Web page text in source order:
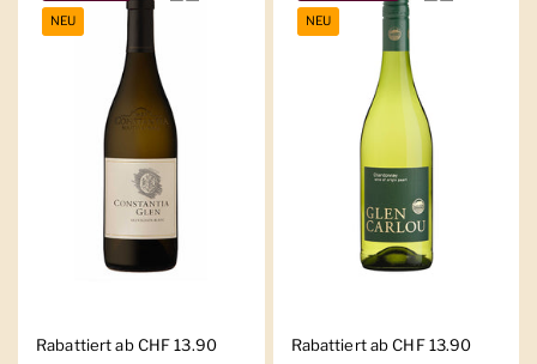
Regulärer Preis
Rabattiert ab CHF 13.90
NEU
Regulärer Preis
Rabattiert ab CHF 13.90
NEU